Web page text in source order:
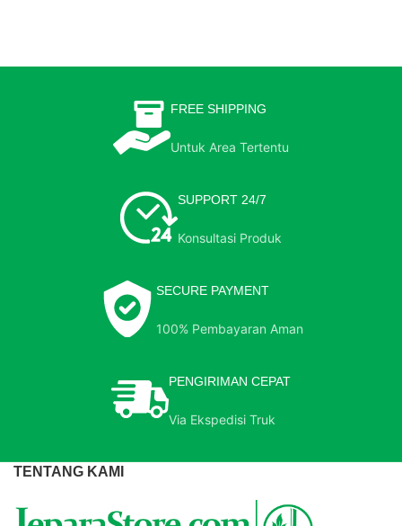
FREE SHIPPING
Untuk Area Tertentu
SUPPORT 24/7
Konsultasi Produk
SECURE PAYMENT
100% Pembayaran Aman
PENGIRIMAN CEPAT
Via Ekspedisi Truk
TENTANG KAMI